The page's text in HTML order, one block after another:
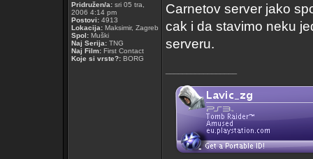
Pridružen/a: sri 05 tra,
2006 4:14 pm
Postovi: 4913
Lokacija: Maksimir, Zagreb
Spol: Muški
Naj Serija: TNG
Naj Film: First Contact
Koje si vrste?: BORG
Carnetov server jako
cak i da stavimo neku
serveru.